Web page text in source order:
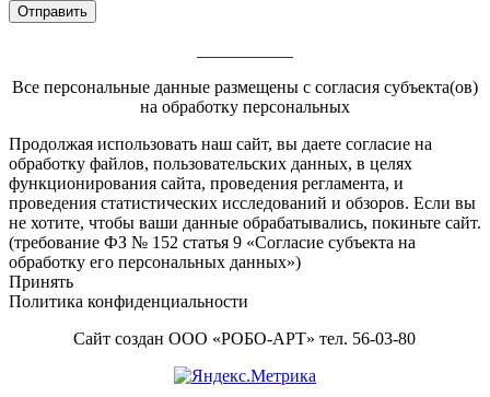
Все персональные данные размещены с согласия субъекта(ов)
на обработку персональных
Footer
Content
Продолжая использовать наш сайт, вы даете согласие на
обработку файлов, пользовательских данных, в целях
функционирования сайта, проведения регламента, и
проведения статистических исследований и обзоров. Если вы
не хотите, чтобы ваши данные обрабатывались, покиньте сайт.
(требование ФЗ № 152 статья 9 «Согласие субъекта на
обработку его персональных данных»)
Принять
Политика конфиденциальности
Сайт создан ООО «РОБО-АРТ» тел. 56-03-80